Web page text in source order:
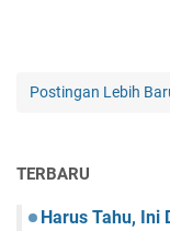
Postingan Lebih
TERBARU
Harus Tahu, Ini